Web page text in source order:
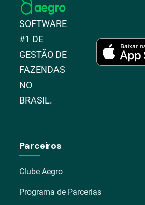
SOFTWARE
#1 DE
GESTÃO DE
FAZENDAS
NO
BRASIL.
Parceiros
Clube Aegro
Programa de Parcerias